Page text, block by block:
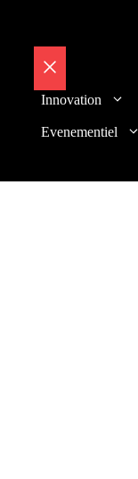
Fermer
Innovation
Evenementiel